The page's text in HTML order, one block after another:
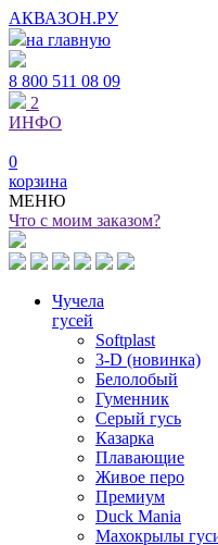
АКВАЗОН.РУ
на главную
8 800 511 08 09
2
ИНФО
0
корзина
МЕНЮ
Что с моим заказом?
Чучела
гусей
Softplast
3-D (новинка)
Белолобый
Гуменник
Серый гусь
Казарка
Плавающие
Живое перо
Премиум
Duck Mania
Махокрылы